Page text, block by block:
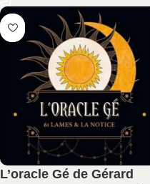
L’oracle Gé de Gérard